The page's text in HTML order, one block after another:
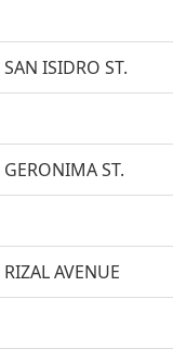
SAN ISIDRO ST.
GERONIMA ST.
RIZAL AVENUE